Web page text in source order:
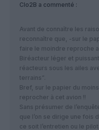
Clo2B a commenté :
Avant de connaître les
reconnaître que, -sur le
faire le moindre reproche
Biréacteur léger et
réacteurs sous les ailes
terrains”.
Bref, sur le papier du
reprocher à cet avion !!
Sans présumer de
que l’on se dirige une fois
ce soit l’entretien ou le